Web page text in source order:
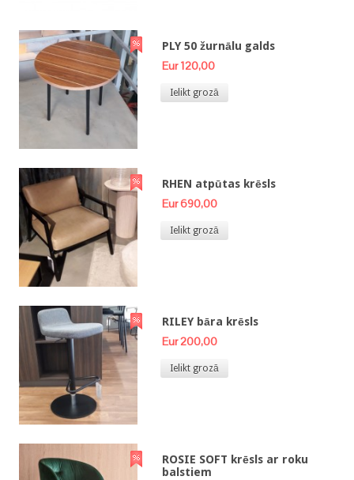
PLY 50 žurnālu galds
Eur 120,00
Ielikt grozā
RHEN atpūtas krēsls
Eur 690,00
Ielikt grozā
RILEY bāra krēsls
Eur 200,00
Ielikt grozā
ROSIE SOFT krēsls ar roku
balstiem